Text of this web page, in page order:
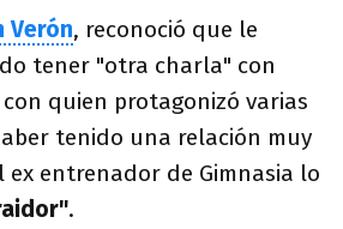
Verón, reconoció que le
tener "otra charla" con
con quien protagonizó varias
tenido una relación muy
ex entrenador de Gimnasia lo
.